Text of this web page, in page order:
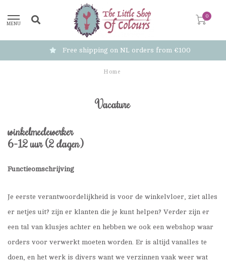
MENU
0
Free shipping on NL orders from €100
Home
Vacature
winkelmedewerker
6-12 uur (2 dagen)
Functieomschrijving
Je eerste verantwoordelijkheid is voor de winkelvloer, ziet alles
er netjes uit? zijn er klanten die je kunt helpen? Verder zijn er
een tal van klusjes achter en hebben we ook een webshop waar
orders voor verwerkt moeten worden. Er is altijd vanalles te
doen, en het werk is divers want we verzinnen vaak weer wat